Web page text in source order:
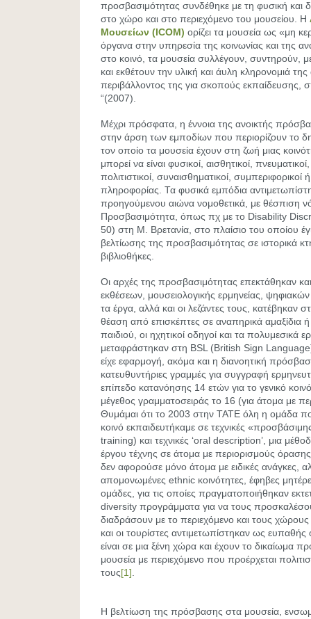
προσβασιμότητας συνδέθηκε με τη φυσική και
στο χώρο και στο περιεχόμενο του μουσείου. Η
Μουσείων (ICOM) ορίζει τα μουσεία ως «μη
όργανα στην υπηρεσία της κοινωνίας και της
στο κοινό, τα μουσεία συλλέγουν, συντηρούν,
και εκθέτουν την υλική και άυλη κληρονομιά
περιβάλλοντος της για σκοπούς εκπαίδευσης,
“(2007).
Μέχρι πρόσφατα, η έννοια της ανοικτής
στην άρση των εμποδίων που περιορίζουν το
τον οποίο τα μουσεία έχουν στη ζωή μιας
μπορεί να είναι φυσικοί, αισθητικοί,
πολιτιστικοί, συναισθηματικοί, συμπεριφορικοί
πληροφορίας. Τα φυσικά εμπόδια
προηγούμενου αιώνα νομοθετικά, με θέσπιση
Προσβασιμότητα, όπως πχ με το Disability
50) στη Μ. Βρετανία, στο πλαίσιο του οποίου
βελτίωσης της προσβασιμότητας σε ιστορικά
βιβλιοθήκες.
Οι αρχές της προσβασιμότητας επεκτάθηκαν
εκθέσεων, μουσειολογικής ερμηνείας,
τα έργα, αλλά και οι λεζάντες τους, κατέβηκαν
θέαση από επισκέπτες σε αναπηρικά αμαξίδια
παιδιού, οι ηχητικοί οδηγοί και τα πολυμεσικά
μεταφράστηκαν στη BSL (Βritish Sign
είχε εφαρμογή, ακόμα και η διανοητική
κατευθυντήριες γραμμές για συγγραφή
επίπεδο κατανόησης 14 ετών για το γενικό κοινό
μέγεθος γραμματοσειράς το 16 (για άτομα με
Θυμάμαι ότι το 2003 στην TATE όλη η ομάδα
κοινό εκπαιδευτήκαμε σε τεχνικές
training) και τεχνικές ‘oral description’, μια
έργου τέχνης σε άτομα με περιορισμούς
δεν αφορούσε μόνο άτομα με ειδικές ανάγκες,
απομονωμένες ethnic κοινότητες, έφηβες
ομάδες, για τις οποίες πραγματοποιήθηκαν
diversity προγράμματα για να τους
διαδράσουν με το περιεχόμενο και τους
και οι τουρίστες αντιμετωπίστηκαν ως ευπαθής
είναι σε μια ξένη χώρα και έχουν το δικαίωμα
μουσεία με περιεχόμενο που προέρχεται
τους [1] .
Η βελτίωση της πρόσβασης στα μουσεία,